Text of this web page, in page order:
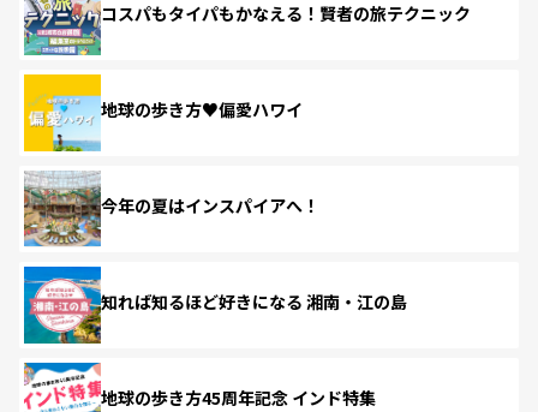
コスパもタイパもかなえる！賢者の旅テクニック
地球の歩き方♥偏愛ハワイ
今年の夏はインスパイアへ！
知れば知るほど好きになる 湘南・江の島
地球の歩き方45周年記念 インド特集